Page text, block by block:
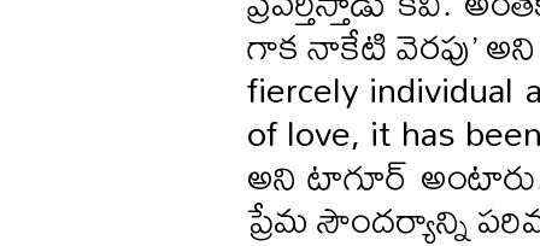
గాక నాకేటి వెరపు’ అని
fiercely individual
of love, it has
అని టాగూర్
ప్రేమ సౌందర్యాన్ని